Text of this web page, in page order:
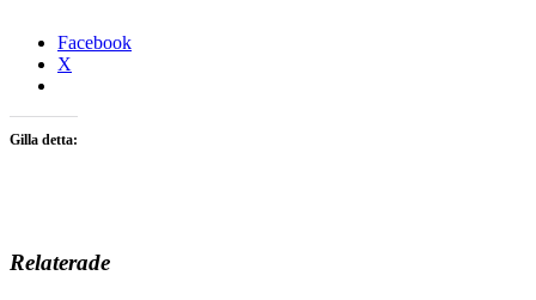
Facebook
X
Gilla detta:
Relaterade